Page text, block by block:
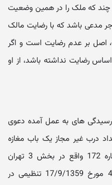
چند که ملک را در همین وضعیت
مدعی باشد که با رضایت مالک
اصل بر عدم رضایت است و اگر
رضایت نداشته باشد، از او
و رسیدگی های به عمل آمده دعوی
درب غیر مجاز یک باب مغازه
شماره 172 واقع در بخش 3 تهران
موضوع اجاره نامه رسمی 48079 مورخ 17/9/1359 تنظیمی در